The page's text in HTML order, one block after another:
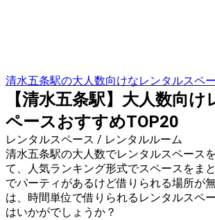
清水五条駅の大人数向けなレンタルスペ
【清水五条駅】大人数向け
ペースおすすめTOP20
レンタルスペース / レンタルルーム
清水五条駅の大人数でレンタルスペース
て、人気ランキング形式でスペースをま
でパーティがあるけど借りられる場所が
は、時間単位で借りられるレンタルスペ
はいかがでしょうか？